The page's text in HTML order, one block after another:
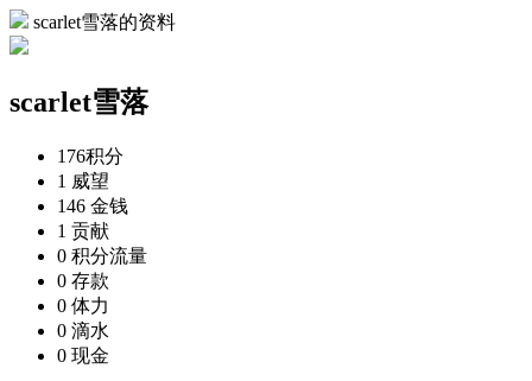
scarlet雪落的资料
scarlet雪落
176积分
1 威望
146 金钱
1 贡献
0 积分流量
0 存款
0 体力
0 滴水
0 现金